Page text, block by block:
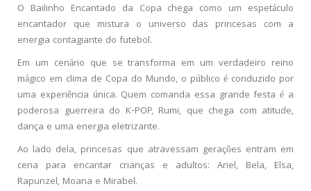
O Bailinho Encantado da Copa chega como um espetáculo
encantador que mistura o universo das princesas com a
energia contagiante do futebol.
Em um cenário que se transforma em um verdadeiro reino
mágico em clima de Copa do Mundo, o público é conduzido por
uma experiência única. Quem comanda essa grande festa é a
poderosa guerreira do K-POP, Rumi, que chega com atitude,
dança e uma energia eletrizante.
Ao lado dela, princesas que atravessam gerações entram em
cena para encantar crianças e adultos: Ariel, Bela, Elsa,
Rapunzel, Moana e Mirabel.